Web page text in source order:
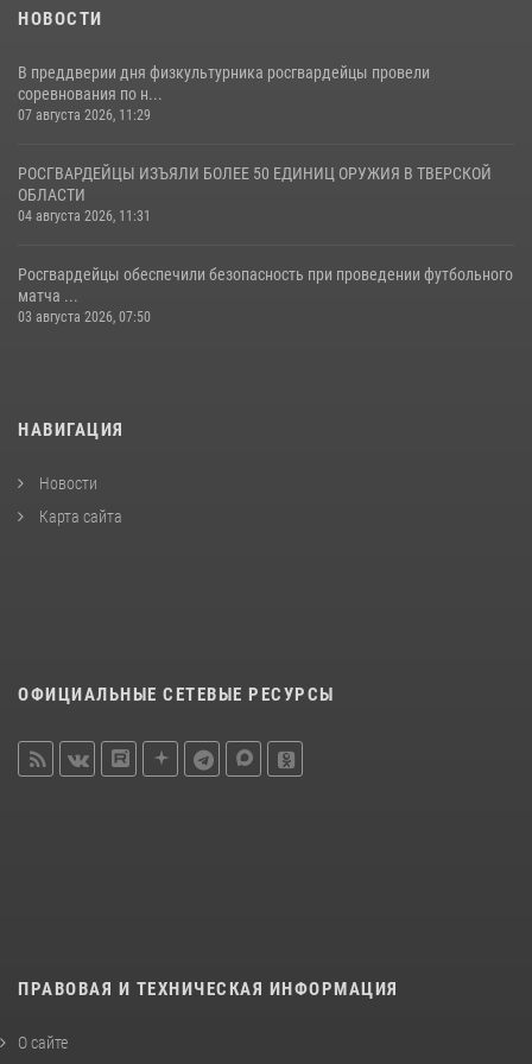
НОВОСТИ
В преддверии дня физкультурника росгвардейцы провели
соревнования по н...
07 августа 2026, 11:29
РОСГВАРДЕЙЦЫ ИЗЪЯЛИ БОЛЕЕ 50 ЕДИНИЦ ОРУЖИЯ В ТВЕРСКОЙ
ОБЛАСТИ
04 августа 2026, 11:31
Росгвардейцы обеспечили безопасность при проведении футбольного
матча ...
03 августа 2026, 07:50
НАВИГАЦИЯ
Новости
Карта сайта
ОФИЦИАЛЬНЫЕ СЕТЕВЫЕ РЕСУРСЫ
ПРАВОВАЯ И ТЕХНИЧЕСКАЯ ИНФОРМАЦИЯ
О сайте